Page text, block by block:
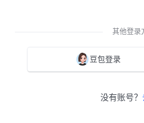
其他登录
豆包登录
没有账号？